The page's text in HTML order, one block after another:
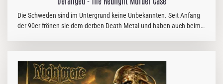
Die Schweden sind im Untergrund keine Unbekannten. Seit Anfang
der 90er frönen sie dem derben Death Metal und haben auch beim